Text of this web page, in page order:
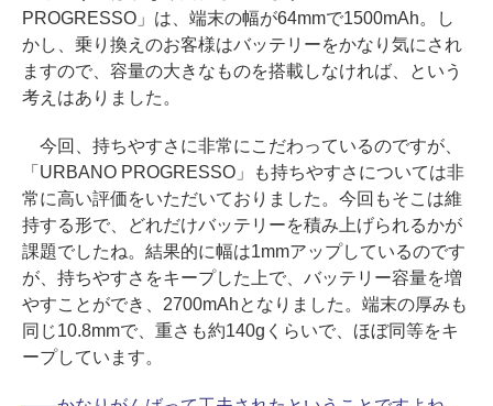
PROGRESSO」は、端末の幅が64mmで1500mAh。し
かし、乗り換えのお客様はバッテリーをかなり気にされ
ますので、容量の大きなものを搭載しなければ、という
考えはありました。
今回、持ちやすさに非常にこだわっているのですが、
「URBANO PROGRESSO」も持ちやすさについては非
常に高い評価をいただいておりました。今回もそこは維
持する形で、どれだけバッテリーを積み上げられるかが
課題でしたね。結果的に幅は1mmアップしているのです
が、持ちやすさをキープした上で、バッテリー容量を増
やすことができ、2700mAhとなりました。端末の厚みも
同じ10.8mmで、重さも約140gくらいで、ほぼ同等をキ
ープしています。